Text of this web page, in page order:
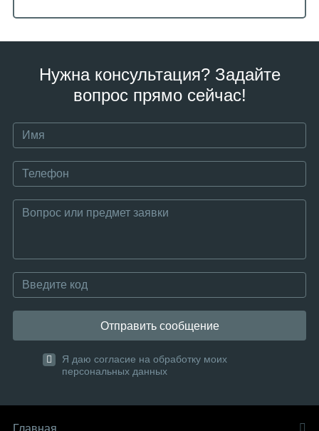
Нужна консультация? Задайте
вопрос прямо сейчас!
Отправить сообщение
Я даю согласие на обработку моих
персональных данных
Главная